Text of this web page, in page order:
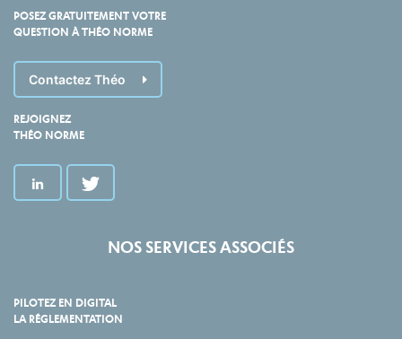
POSEZ GRATUITEMENT VOTRE
QUESTION À THÉO NORME
Contactez Théo
REJOIGNEZ
THÉO NORME
NOS SERVICES ASSOCIÉS
PILOTEZ EN DIGITAL
LA RÉGLEMENTATION